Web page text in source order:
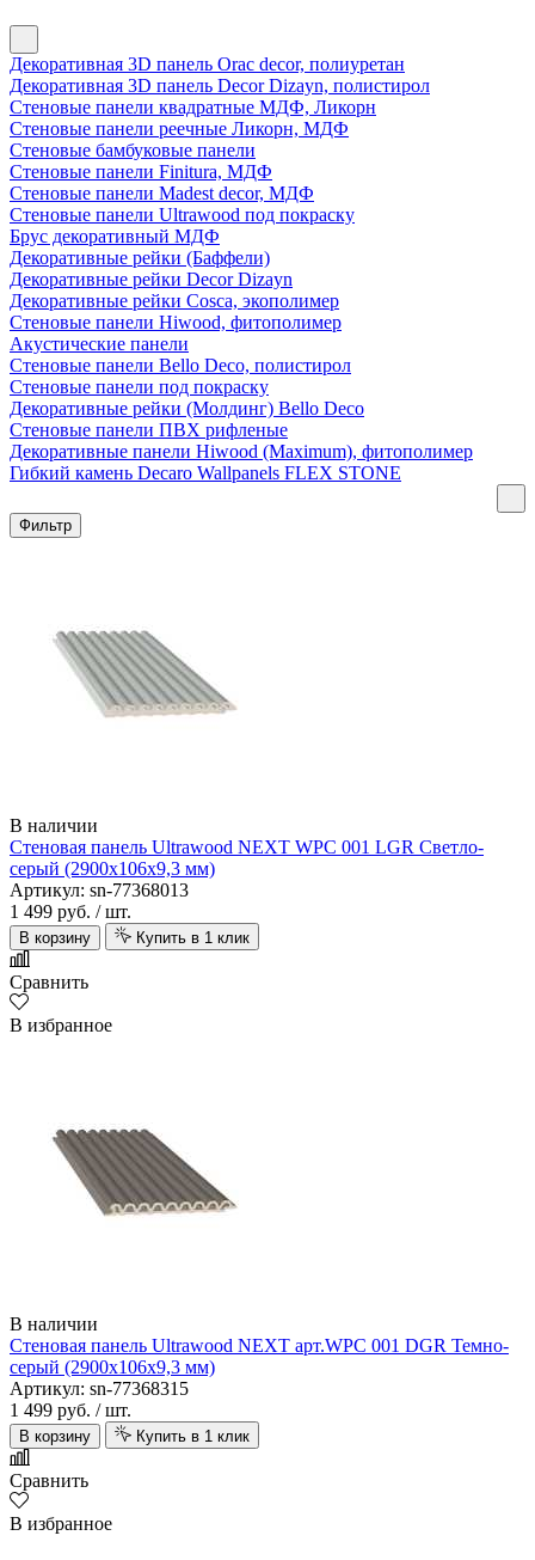
Декоративная 3D панель Orac decor, полиуретан
Декоративная 3D панель Decor Dizayn, полистирол
Стеновые панели квадратные МДФ, Ликорн
Стеновые панели реечные Ликорн, МДФ
Стеновые бамбуковые панели
Стеновые панели Finitura, МДФ
Стеновые панели Madest decor, МДФ
Стеновые панели Ultrawood под покраску
Брус декоративный МДФ
Декоративные рейки (Баффели)
Декоративные рейки Decor Dizayn
Декоративные рейки Cosca, экополимер
Стеновые панели Hiwood, фитополимер
Акустические панели
Стеновые панели Bello Deco, полистирол
Стеновые панели под покраску
Декоративные рейки (Молдинг) Bello Deco
Стеновые панели ПВХ рифленые
Декоративные панели Hiwood (Maximum), фитополимер
Гибкий камень Decaro Wallpanels FLEX STONE
Фильтр
В наличии
Стеновая панель Ultrawood NEXT WPC 001 LGR Светло-
серый (2900х106х9,3 мм)
Артикул: sn-77368013
1 499 руб. / шт.
В корзину Купить в 1 клик
Сравнить
В избранное
В наличии
Стеновая панель Ultrawood NEXT арт.WPC 001 DGR Темно-
серый (2900х106х9,3 мм)
Артикул: sn-77368315
1 499 руб. / шт.
В корзину Купить в 1 клик
Сравнить
В избранное